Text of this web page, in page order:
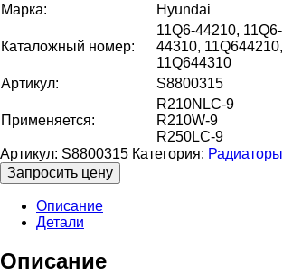
Марка:
Hyundai
Каталожный номер:
11Q6-44210, 11Q6-
44310, 11Q644210,
11Q644310
Артикул:
S8800315
Применяется:
R210NLC-9
R210W-9
R250LC-9
Артикул: S8800315 Категория: Радиаторы
Запросить цену
Описание
Детали
Описание